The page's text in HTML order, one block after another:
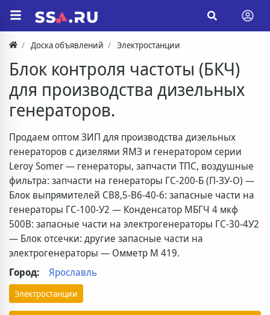
Доска объявлений Электростанции
Блок контроля частоты (БКЧ)
для производства дизельных
генераторов.
Продаем оптом ЗИП для производства дизельных
генераторов с дизелями ЯМЗ и генератором серии
Leroy Somer — генераторы, запчасти ТПС, воздушные
фильтра: запчасти на генераторы ГС-200-Б (П-ЗУ-О) —
Блок выпрямителей СВ8,5-В6-40-6: запасные части на
генераторы ГС-100-У2 — Конденсатор МБГЧ 4 мкф
500В: запасные части на электрогенераторы ГС-30-4У2
— Блок отсечки: другие запасные части на
электрогенераторы — Омметр М 419.
Город:
Ярославль
Электростанции